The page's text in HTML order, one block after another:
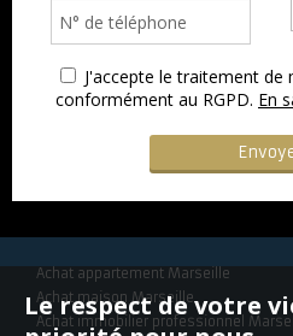
J'accepte le traitement de
conformément au RGPD. En
Achat appartement Marseille
Achat maison Marseille
Achat immobilier professionnel
Le respect de votre